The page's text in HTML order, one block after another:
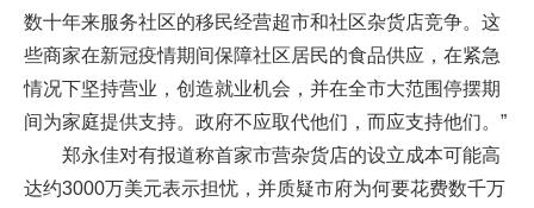
数十年来服务社区的移民经营超市和社区杂货店竞争。这
些商家在新冠疫情期间保障社区居民的食品供应，在紧急
情况下坚持营业，创造就业机会，并在全市大范围停摆期
间为家庭提供支持。政府不应取代他们，而应支持他们。”
郑永佳对有报道称首家市营杂货店的设立成本可能高
达约3000万美元表示担忧，并质疑市府为何要花费数千万